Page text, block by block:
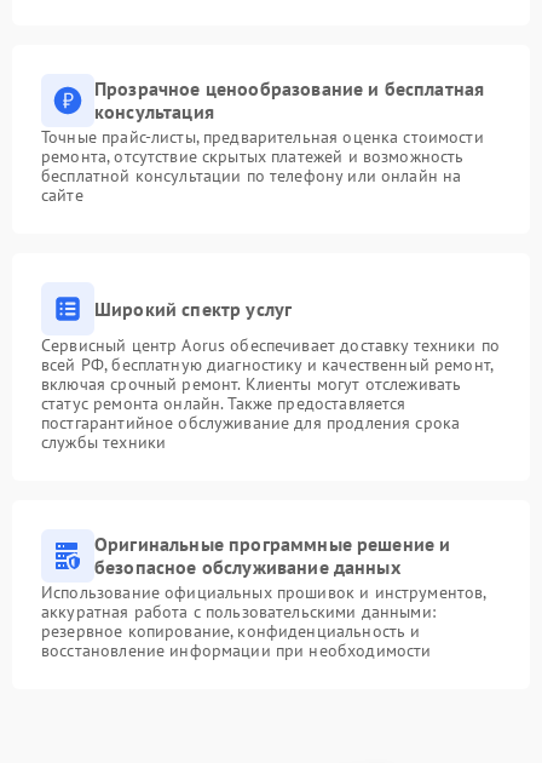
Прозрачное ценообразование и бесплатная
консультация
Точные прайс-листы, предварительная оценка стоимости
ремонта, отсутствие скрытых платежей и возможность
бесплатной консультации по телефону или онлайн на
сайте
Широкий спектр услуг
Сервисный центр Aorus обеспечивает доставку техники по
всей РФ, бесплатную диагностику и качественный ремонт,
включая срочный ремонт. Клиенты могут отслеживать
статус ремонта онлайн. Также предоставляется
постгарантийное обслуживание для продления срока
службы техники
Оригинальные программные решение и
безопасное обслуживание данных
Использование официальных прошивок и инструментов,
аккуратная работа с пользовательскими данными:
резервное копирование, конфиденциальность и
восстановление информации при необходимости